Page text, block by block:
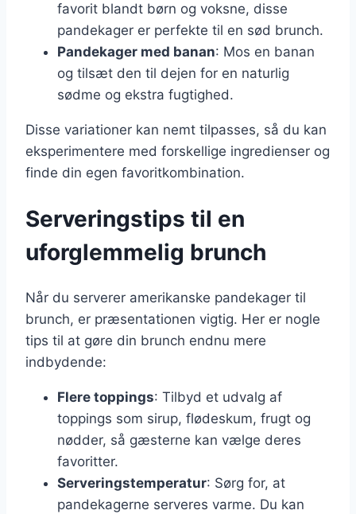
favorit blandt børn og voksne, disse
pandekager er perfekte til en sød brunch.
Pandekager med banan: Mos en banan
og tilsæt den til dejen for en naturlig
sødme og ekstra fugtighed.
Disse variationer kan nemt tilpasses, så du kan
eksperimentere med forskellige ingredienser og
finde din egen favoritkombination.
Serveringstips til en
uforglemmelig brunch
Når du serverer amerikanske pandekager til
brunch, er præsentationen vigtig. Her er nogle
tips til at gøre din brunch endnu mere
indbydende:
Flere toppings: Tilbyd et udvalg af
toppings som sirup, flødeskum, frugt og
nødder, så gæsterne kan vælge deres
favoritter.
Serveringstemperatur: Sørg for, at
pandekagerne serveres varme. Du kan